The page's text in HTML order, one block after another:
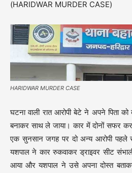
(HARIDWAR MURDER CASE)
HARIDWAR MURDER CASE
घटना वाली रात आरोपी बेटे ने अपने पिता को
बनाकर साथ ले जाया। कार में दोनों सफर
एक सुनसान जगह पर दो अन्य आरोपी पहले
यशपाल ने कार रुकवाकर ड्राइवर सीट
आया और यशपाल ने उसे अपना दोस्त